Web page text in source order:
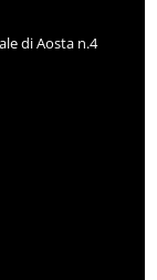
di Aosta n.4